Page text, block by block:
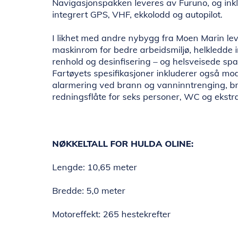
Navigasjonspakken leveres av Furuno, og
integrert GPS, VHF, ekkolodd og autopilot.
I likhet med andre nybygg fra Moen Marin
maskinrom for bedre arbeidsmiljø, helkledde
renhold og desinfisering – og helsveisede
Fartøyets spesifikasjoner inkluderer også
alarmering ved brann og vanninntrenging,
redningsflåte for seks personer, WC og
NØKKELTALL FOR HULDA OLINE:
Lengde: 10,65 meter
Bredde: 5,0 meter
Motoreffekt: 265 hestekrefter